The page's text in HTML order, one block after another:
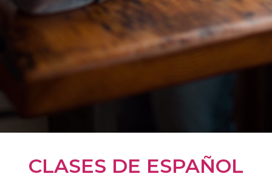
CLASES DE ESPAÑOL